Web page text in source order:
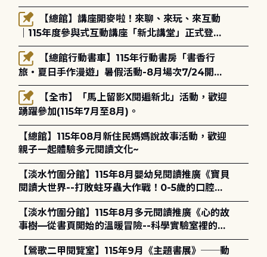
躍參加(115年8月3日至10月4日)。
｜115年度參與式互動講座「新北講堂」正式登
場！
旅・夏日手作漫遊」暑假活動-8月場次7/24開始
報名
踴躍參加(115年7月至8月)。
【總館】115年08月新住民媽媽說故事活動，歡迎
親子一起體驗多元閱讀文化~
【淡水竹圍分館】115年8月嬰幼兒閱讀推廣《寶貝
閱讀大世界--打敗蛀牙蟲大作戰！0-5歲的口腔照
護全攻略》
【淡水竹圍分館】115年8月多元閱讀推廣《心的故
事樹—從書頁開始的溫暖冒險--科學實驗室裡的放
電章魚》
【鶯歌二甲閱覽室】115年9月《主題書展》──動